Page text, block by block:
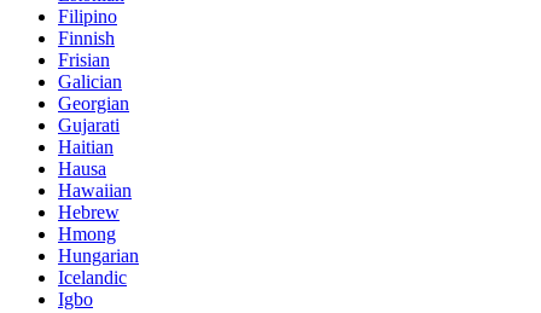
Filipino
Finnish
Frisian
Galician
Georgian
Gujarati
Haitian
Hausa
Hawaiian
Hebrew
Hmong
Hungarian
Icelandic
Igbo